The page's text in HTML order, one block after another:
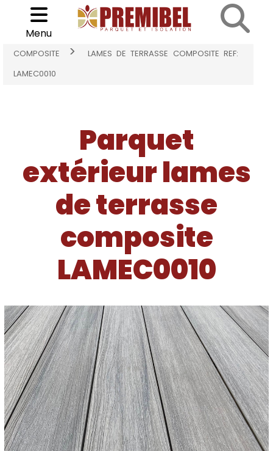
Choisir son parquet
Menu
ACCUEIL
PARQUET EXTÉRIEUR LAMES DE TERRASSE
COMPOSITE
>
LAMES DE TERRASSE COMPOSITE REF:
LAMEC0010
Parquet
extérieur lames
de terrasse
composite
LAMEC0010
Cookies management panel